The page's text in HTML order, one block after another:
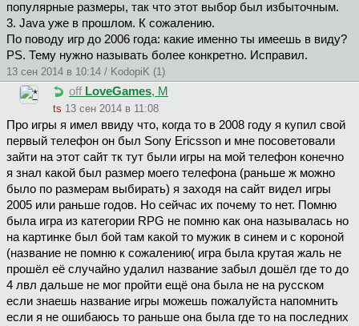
популярные размеры, так что этот выбор был избыточным.
3. Java уже в прошлом. К сожалению.
По поводу игр до 2006 года: какие именно ты имеешь в виду?
PS. Тему нужно называть более конкретно. Исправил.
13 сен 2014 в 10:14 / KodopiK (1)
off LoveGames, М
ts 13 сен 2014 в 11:08
Про игры я имел ввиду что, когда то в 2008 году я купил свой
первый телефон он был Sony Ericsson и мне посоветовали
зайти на этот сайт тк тут были игры на мой телефон конечно
я знал какой был размер моего телефона (раньше ж можно
было по размерам выбирать) я заходя на сайт видел игры
2005 или раньше годов. Но сейчас их почему то нет. Помню
была игра из категории RPG не помню как она называлась но
на картинке был бой там какой то мужик в синем и с короной
(название не помню к сожалению( игра была крутая жаль не
прошёл её случайно удалил название забыл дошёл где то до
4 лвл дальше не мог пройти ещё она была не на русском
если знаешь название игры можешь пожалуйста напомнить
если я не ошибаюсь то раньше она была где то на последних